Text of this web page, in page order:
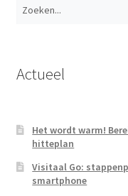
Zoeken
Actueel
Het wordt warm!
hitteplan
Visitaal Go:
smartphone